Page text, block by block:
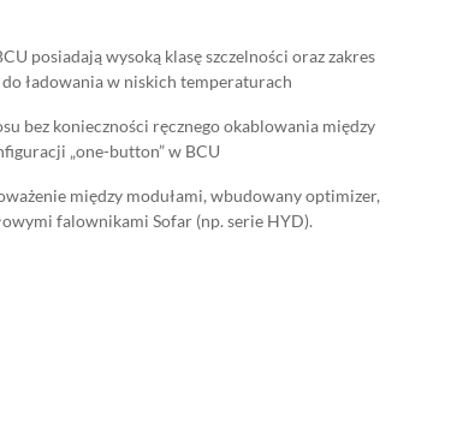
posiadają wysoką klasę szczelności oraz zakres
do ładowania w niskich temperaturach
bez konieczności ręcznego okablowania między
„one-button” w BCU
między modułami, wbudowany optimizer,
falownikami Sofar (np. serie HYD).